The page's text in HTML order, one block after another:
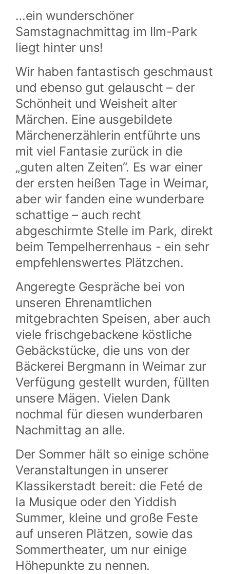
…ein wunderschöner
Samstagnachmittag im Ilm-Park
liegt hinter uns!
Wir haben fantastisch geschmaust
und ebenso gut gelauscht – der
Schönheit und Weisheit alter
Märchen. Eine ausgebildete
Märchenerzählerin entführte uns
mit viel Fantasie zurück in die
„guten alten Zeiten“. Es war einer
der ersten heißen Tage in Weimar,
aber wir fanden eine wunderbare
schattige – auch recht
abgeschirmte Stelle im Park, direkt
beim Tempelherrenhaus - ein sehr
empfehlenswertes Plätzchen.
Angeregte Gespräche bei von
unseren Ehrenamtlichen
mitgebrachten Speisen, aber auch
viele frischgebackene köstliche
Gebäckstücke, die uns von der
Bäckerei Bergmann in Weimar zur
Verfügung gestellt wurden, füllten
unsere Mägen. Vielen Dank
nochmal für diesen wunderbaren
Nachmittag an alle.
Der Sommer hält so einige schöne
Veranstaltungen in unserer
Klassikerstadt bereit: die Feté de
la Musique oder den Yiddish
Summer, kleine und große Feste
auf unseren Plätzen, sowie das
Sommertheater, um nur einige
Höhepunkte zu nennen.